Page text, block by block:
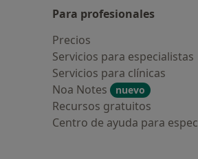
Para profesionales
Precios
Servicios para especialistas
Servicios para clínicas
Noa Notes
nuevo
Recursos gratuitos
Centro de ayuda para